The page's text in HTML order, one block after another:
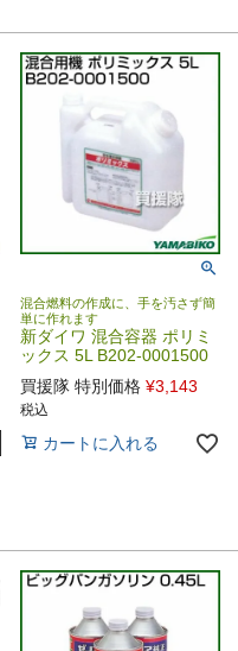
混合燃料の作成に、手を汚さず簡
単に作れます
新ダイワ 混合容器 ポリミ
ックス 5L B202-0001500
買援隊 特別価格 ¥3,143
税込
カートに入れる